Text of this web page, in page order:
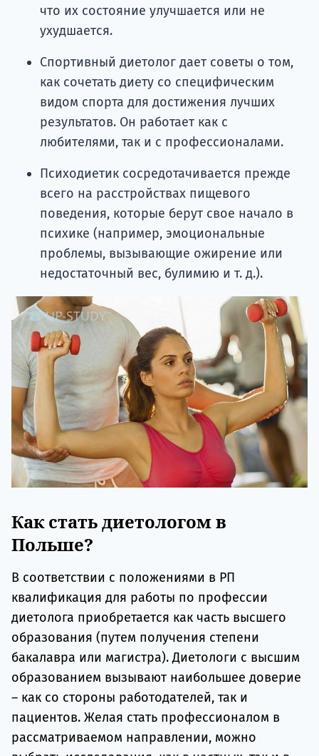
что их состояние улучшается или не
ухудшается.
Спортивный диетолог дает советы о том,
как сочетать диету со специфическим
видом спорта для достижения лучших
результатов. Он работает как с
любителями, так и с профессионалами.
Психодиетик сосредотачивается прежде
всего на расстройствах пищевого
поведения, которые берут свое начало в
психике (например, эмоциональные
проблемы, вызывающие ожирение или
недостаточный вес, булимию и т. д.).
Как стать диетологом в
Польше?
В соответствии с положениями в РП
квалификация для работы по профессии
диетолога приобретается как часть высшего
образования (путем получения степени
бакалавра или магистра). Диетологи с высшим
образованием вызывают наибольшее доверие
– как со стороны работодателей, так и
пациентов. Желая стать профессионалом в
рассматриваемом направлении, можно